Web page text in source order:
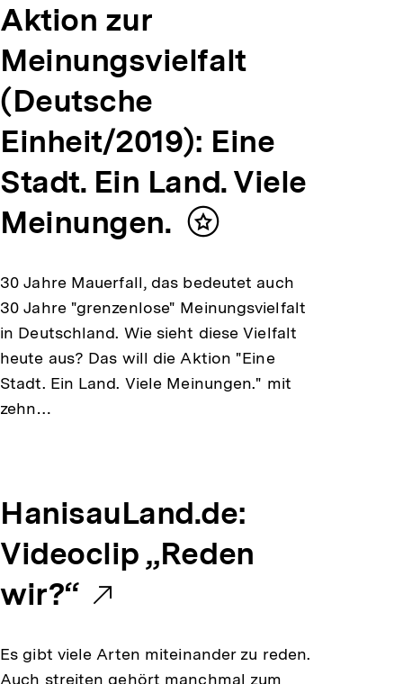
Aktion zur
Meinungsvielfalt
(Deutsche
Einheit/2019): Eine
Stadt. Ein Land. Viele
Meinungen.
Inhalt
30 Jahre Mauerfall, das bedeutet auch
30 Jahre "grenzenlose" Meinungsvielfalt
in Deutschland. Wie sieht diese Vielfalt
heute aus? Das will die Aktion "Eine
Stadt. Ein Land. Viele Meinungen." mit
zehn…
E
x
t
r
HanisauLand.de:
Videoclip „Reden
wir?“
Es gibt viele Arten miteinander zu reden.
Auch streiten gehört manchmal zum